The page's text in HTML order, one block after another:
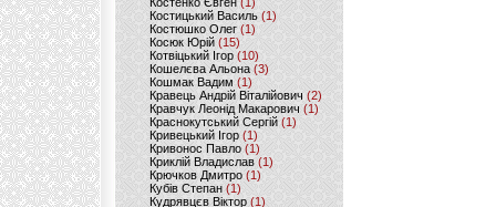
Костицький Василь (1)
Костюшко Олег (1)
Косюк Юрій (15)
Котвіцький Ігор (10)
Кошелєва Альона(3)
Кошмак Вадим (1)
Кравець Андрій Віталійович (2)
Кравчук Леонід Макарович (1)
Краснокутський Сергій (1)
Кривецький Ігор (1)
Кривонос Павло (1)
Криклій Владислав (1)
Крючков Дмитро(1)
Кубів Степан(1)
Кудрявцєв Віктор (1)